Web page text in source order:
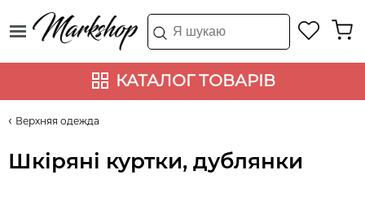
КАТАЛОГ ТОВАРІВ
Верхняя одежда
Шкіряні куртки, дублянки